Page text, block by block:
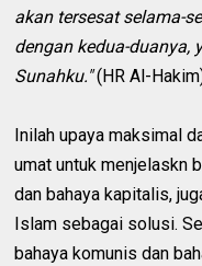
akan tersesat selama-
dengan kedua-duanya,
Sunahku."(HR Al-
Inilah upaya maksimal
umat untuk menjelaskn
dan bahaya kapitalis,
Islam sebagai solusi.
bahaya komunis dan